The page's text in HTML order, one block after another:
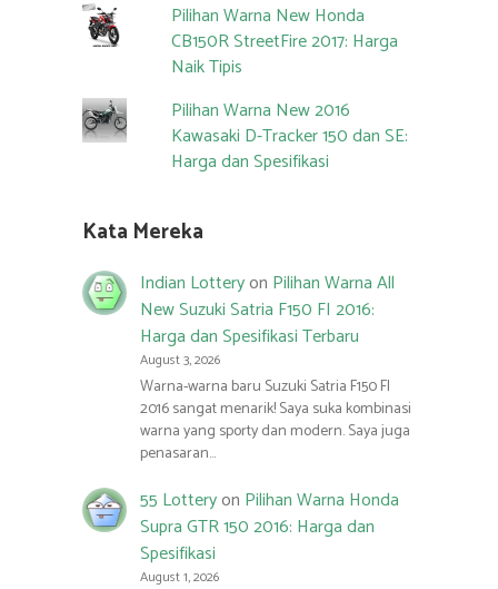
Pilihan Warna New Honda
CB150R StreetFire 2017: Harga
Naik Tipis
Pilihan Warna New 2016
Kawasaki D-Tracker 150 dan SE:
Harga dan Spesifikasi
Kata Mereka
Indian Lotteryon Pilihan Warna All
New Suzuki Satria F150 FI 2016:
Harga dan Spesifikasi Terbaru
August 3, 2026
Warna-warna baru Suzuki Satria F150 FI
2016 sangat menarik! Saya suka kombinasi
warna yang sporty dan modern. Saya juga
penasaran…
55 Lotteryon Pilihan Warna Honda
Supra GTR 150 2016: Harga dan
Spesifikasi
August 1, 2026